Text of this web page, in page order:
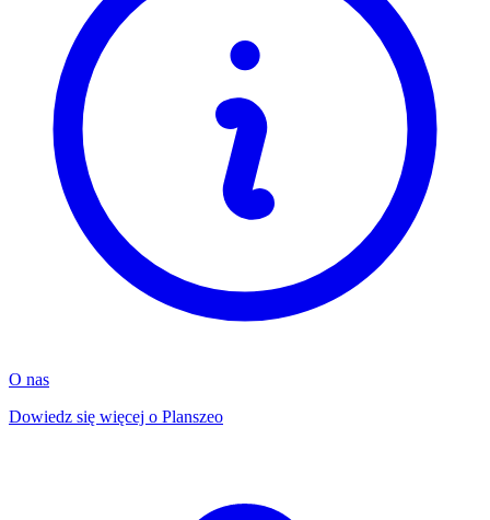
O nas
Dowiedz się więcej o Planszeo